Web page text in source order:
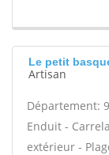
Le petit
Artisan
Département:
Enduit -
extérieur -